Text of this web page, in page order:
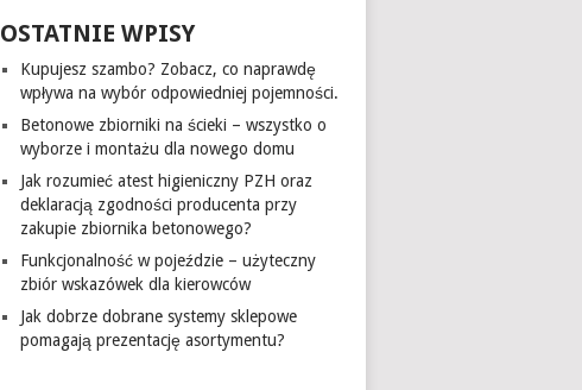
OSTATNIE WPISY
Kupujesz szambo? Zobacz, co naprawdę
wpływa na wybór odpowiedniej pojemności.
Betonowe zbiorniki na ścieki – wszystko o
wyborze i montażu dla nowego domu
Jak rozumieć atest higieniczny PZH oraz
deklaracją zgodności producenta przy
zakupie zbiornika betonowego?
Funkcjonalność w pojeździe – użyteczny
zbiór wskazówek dla kierowców
Jak dobrze dobrane systemy sklepowe
pomagają prezentację asortymentu?